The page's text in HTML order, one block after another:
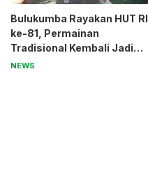
Bulukumba Rayakan HUT RI
ke-81, Permainan
Tradisional Kembali Jadi
Magnet
NEWS